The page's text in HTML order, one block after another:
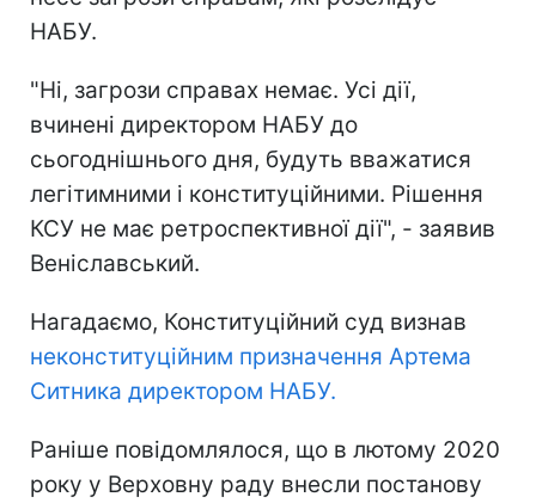
НАБУ.
"Ні, загрози справах немає. Усі дії,
вчинені директором НАБУ до
сьогоднішнього дня, будуть вважатися
легітимними і конституційними. Рішення
КСУ не має ретроспективної дії", - заявив
Веніславський.
Нагадаємо, Конституційний суд визнав
неконституційним призначення Артема
Ситника директором НАБУ.
Раніше повідомлялося, що в лютому 2020
року у Верховну раду внесли постанову